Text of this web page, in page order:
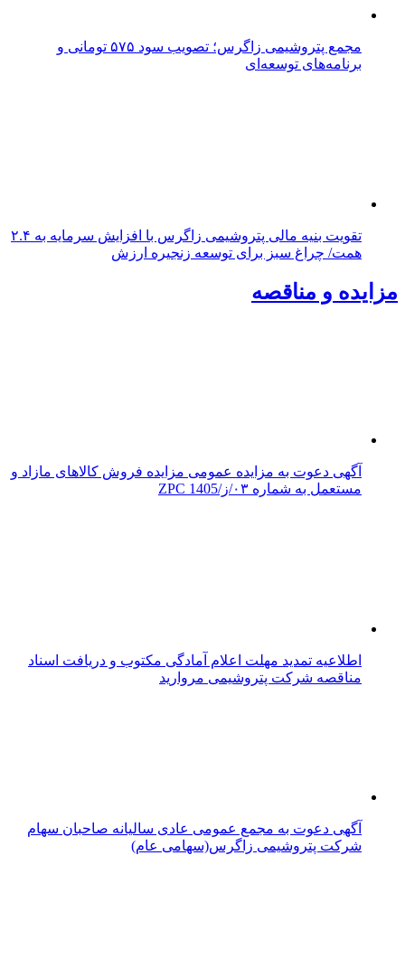
مجمع پتروشیمی زاگرس؛ تصویب سود ۵۷۵ تومانی و
برنامه‌های توسعه‌ای
تقویت بنیه مالی پتروشیمی زاگرس با افزایش سرمایه به ۲.۴
همت/ چراغ سبز برای توسعه زنجیره ارزش
مزایده و مناقصه
آگهی دعوت به مزایده عمومی مزایده فروش کالاهای مازاد و
مستعمل به شماره ۰۳/ز/ZPC 1405
اطلاعیه تمدید مهلت اعلام آمادگی مکتوب و دریافت اسناد
مناقصه شرکت پتروشیمی مروارید
آگهی دعوت به مجمع عمومی عادی سالیانه صاحبان سهام
شرکت پتروشیمی زاگرس(سهامی عام)